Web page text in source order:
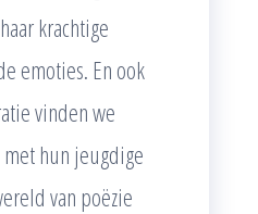
krachtige
emoties. En ook
vinden we
hun jeugdige
van poëzie